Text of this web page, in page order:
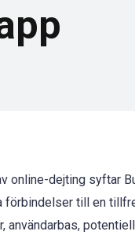
online-dejting syftar
till en
användarbas,